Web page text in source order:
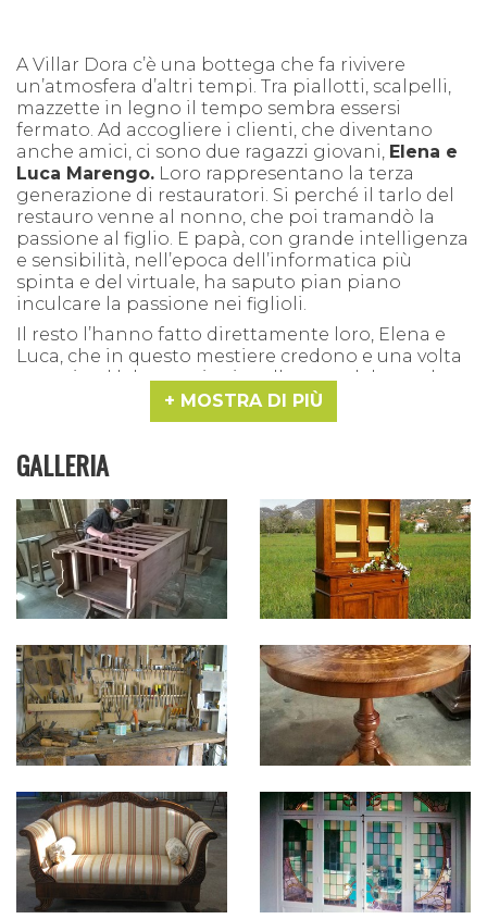
A Villar Dora c’è una bottega che fa rivivere
un’atmosfera d’altri tempi. Tra piallotti, scalpelli,
mazzette in legno il tempo sembra essersi
fermato. Ad accogliere i clienti, che diventano
anche amici, ci sono due ragazzi giovani, Elena e
Luca Marengo. Loro rappresentano la terza
generazione di restauratori. Si perché il tarlo del
restauro venne al nonno, che poi tramandò la
passione al figlio. E papà, con grande intelligenza
e sensibilità, nell’epoca dell’informatica più
spinta e del virtuale, ha saputo pian piano
inculcare la passione nei figlioli.
Il resto l’hanno fatto direttamente loro, Elena e
Luca, che in questo mestiere credono e una volta
entrati nel laboratorio si scollegano dal mondo e
si gettano a far rivivere mobili, divani e tutto ciò
che ha bisogno di un pronto soccorso.
casa sfiniti quanto il lavoro è finito o davvero a
buon punto. Anche questa è la passione
dell’artigiano che non conosce il senso del
tempo, ma guarda solo alla soddisfazione del
prodotto finito. Elena e Luca poi non si fermano
in laboratorio, vanno a restaurare a casa soffitti a
MOSTRA DI PIÙ
GALLERIA